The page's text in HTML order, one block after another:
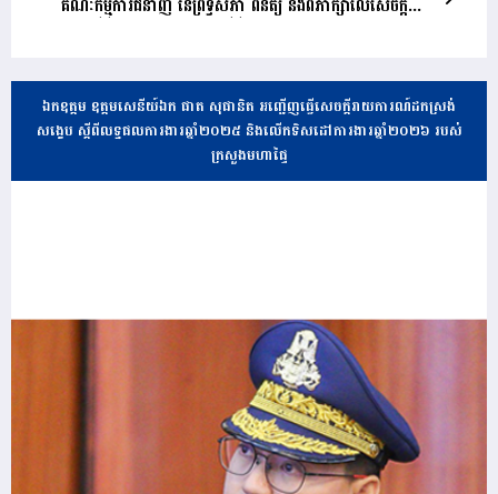
គណៈកម្មការជំនាញ នៃព្រឹទ្ធសភា ពិនិត្យ និងពិភាក្សាលើសេចក្តីព្រាង
ឯកឧត្តម ឧត្តមសេនីយ៍ឯក ផាត សុផានិត អញ្ជើញធ្វើសេចក្តីរាយការណ៍ដកស្រង់
សង្ខេប ស្តីពីលទ្ធផលការងារឆ្នាំ២០២៥ និងលើកទិសដៅការងារឆ្នាំ២០២៦ របស់
ក្រសួងមហាផ្ទៃ